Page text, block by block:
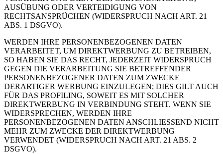
AUSÜBUNG ODER VERTEIDIGUNG VON
RECHTSANSPRÜCHEN (WIDERSPRUCH NACH ART. 21
ABS. 1 DSGVO).
WERDEN IHRE PERSONENBEZOGENEN DATEN
VERARBEITET, UM DIREKTWERBUNG ZU BETREIBEN,
SO HABEN SIE DAS RECHT, JEDERZEIT WIDERSPRUCH
GEGEN DIE VERARBEITUNG SIE BETREFFENDER
PERSONENBEZOGENER DATEN ZUM ZWECKE
DERARTIGER WERBUNG EINZULEGEN; DIES GILT AUCH
FÜR DAS PROFILING, SOWEIT ES MIT SOLCHER
DIREKTWERBUNG IN VERBINDUNG STEHT. WENN SIE
WIDERSPRECHEN, WERDEN IHRE
PERSONENBEZOGENEN DATEN ANSCHLIESSEND NICHT
MEHR ZUM ZWECKE DER DIREKTWERBUNG
VERWENDET (WIDERSPRUCH NACH ART. 21 ABS. 2
DSGVO).